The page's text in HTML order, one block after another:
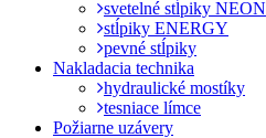
svetelné stĺpiky NEON
stĺpiky ENERGY
pevné stĺpiky
Nakladacia technika
hydraulické mostíky
tesniace límce
Požiarne uzávery